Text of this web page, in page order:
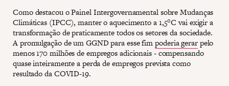
Como destacou o Painel Intergovernamental sobre Mudanças
Climáticas (IPCC), manter o aquecimento a 1,5°C vai exigir a
transformação de praticamente todos os setores da sociedade.
A promulgação de um GGND para esse fimpoderia gerarpelo
menos 170 milhões de empregos adicionais - compensando
quase inteiramente a perda de empregos prevista como
resultado da COVID-19.